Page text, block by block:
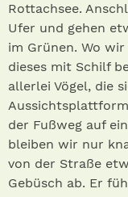
Rottachsee.
Ufer und gehen
im Grünen. Wo
dieses mit Schilf
allerlei Vögel, die
der Fußweg auf
bleiben wir nur
von der Straße
Gebüsch ab. Er